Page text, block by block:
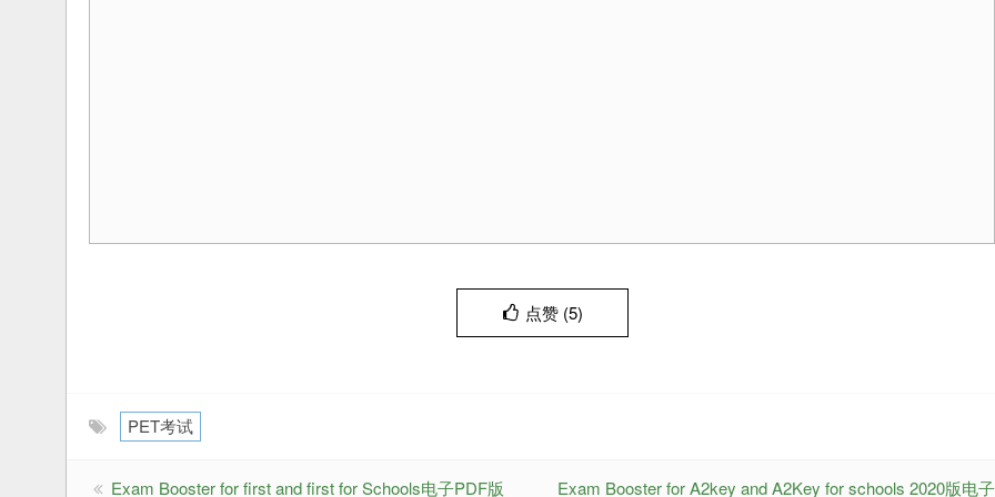
点赞 (5)
PET考试
Exam Booster for first and first for Schools电子PDF版 Exam Booster for A2key and A2Key for schools 2020版电子